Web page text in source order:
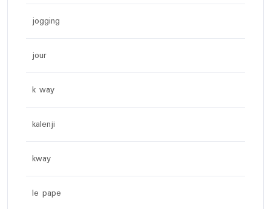
jogging
jour
k way
kalenji
kway
le pape